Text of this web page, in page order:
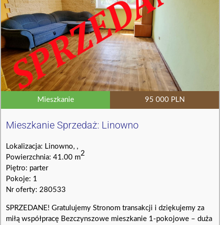
Mieszkanie 95 000 PLN
Mieszkanie Sprzedaż: Linowno
Lokalizacja: Linowno, ,
Powierzchnia: 41.00 m2
Piętro: parter
Pokoje: 1
Nr oferty: 280533
SPRZEDANE! Gratulujemy Stronom transakcji i dziękujemy za
miłą współpracę Bezczynszowe mieszkanie 1-pokojowe – duża